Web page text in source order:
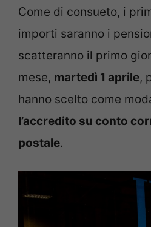
Come di consueto, i
importi saranno i
scatteranno il primo
mese, martedì 1 aprile,
hanno scelto come
l’accredito su conto
postale.